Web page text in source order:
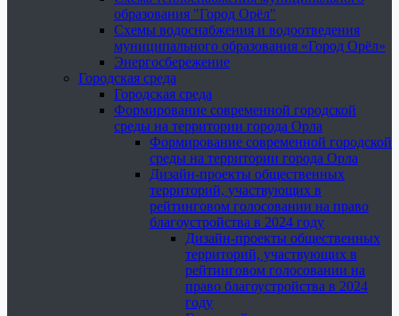
образования "Город Орёл"
Схемы водоснабжения и водоотведения
муниципального образования «Город Орёл»
Энергосбережение
Городская среда
Городская среда
Формирование современной городской
среды на территории города Орла
Формирование современной городской
среды на территории города Орла
Дизайн-проекты общественных
территорий, участвующих в
рейтинговом голосовании на право
благоустройства в 2024 году
Дизайн-проекты общественных
территорий, участвующих в
рейтинговом голосовании на
право благоустройства в 2024
году